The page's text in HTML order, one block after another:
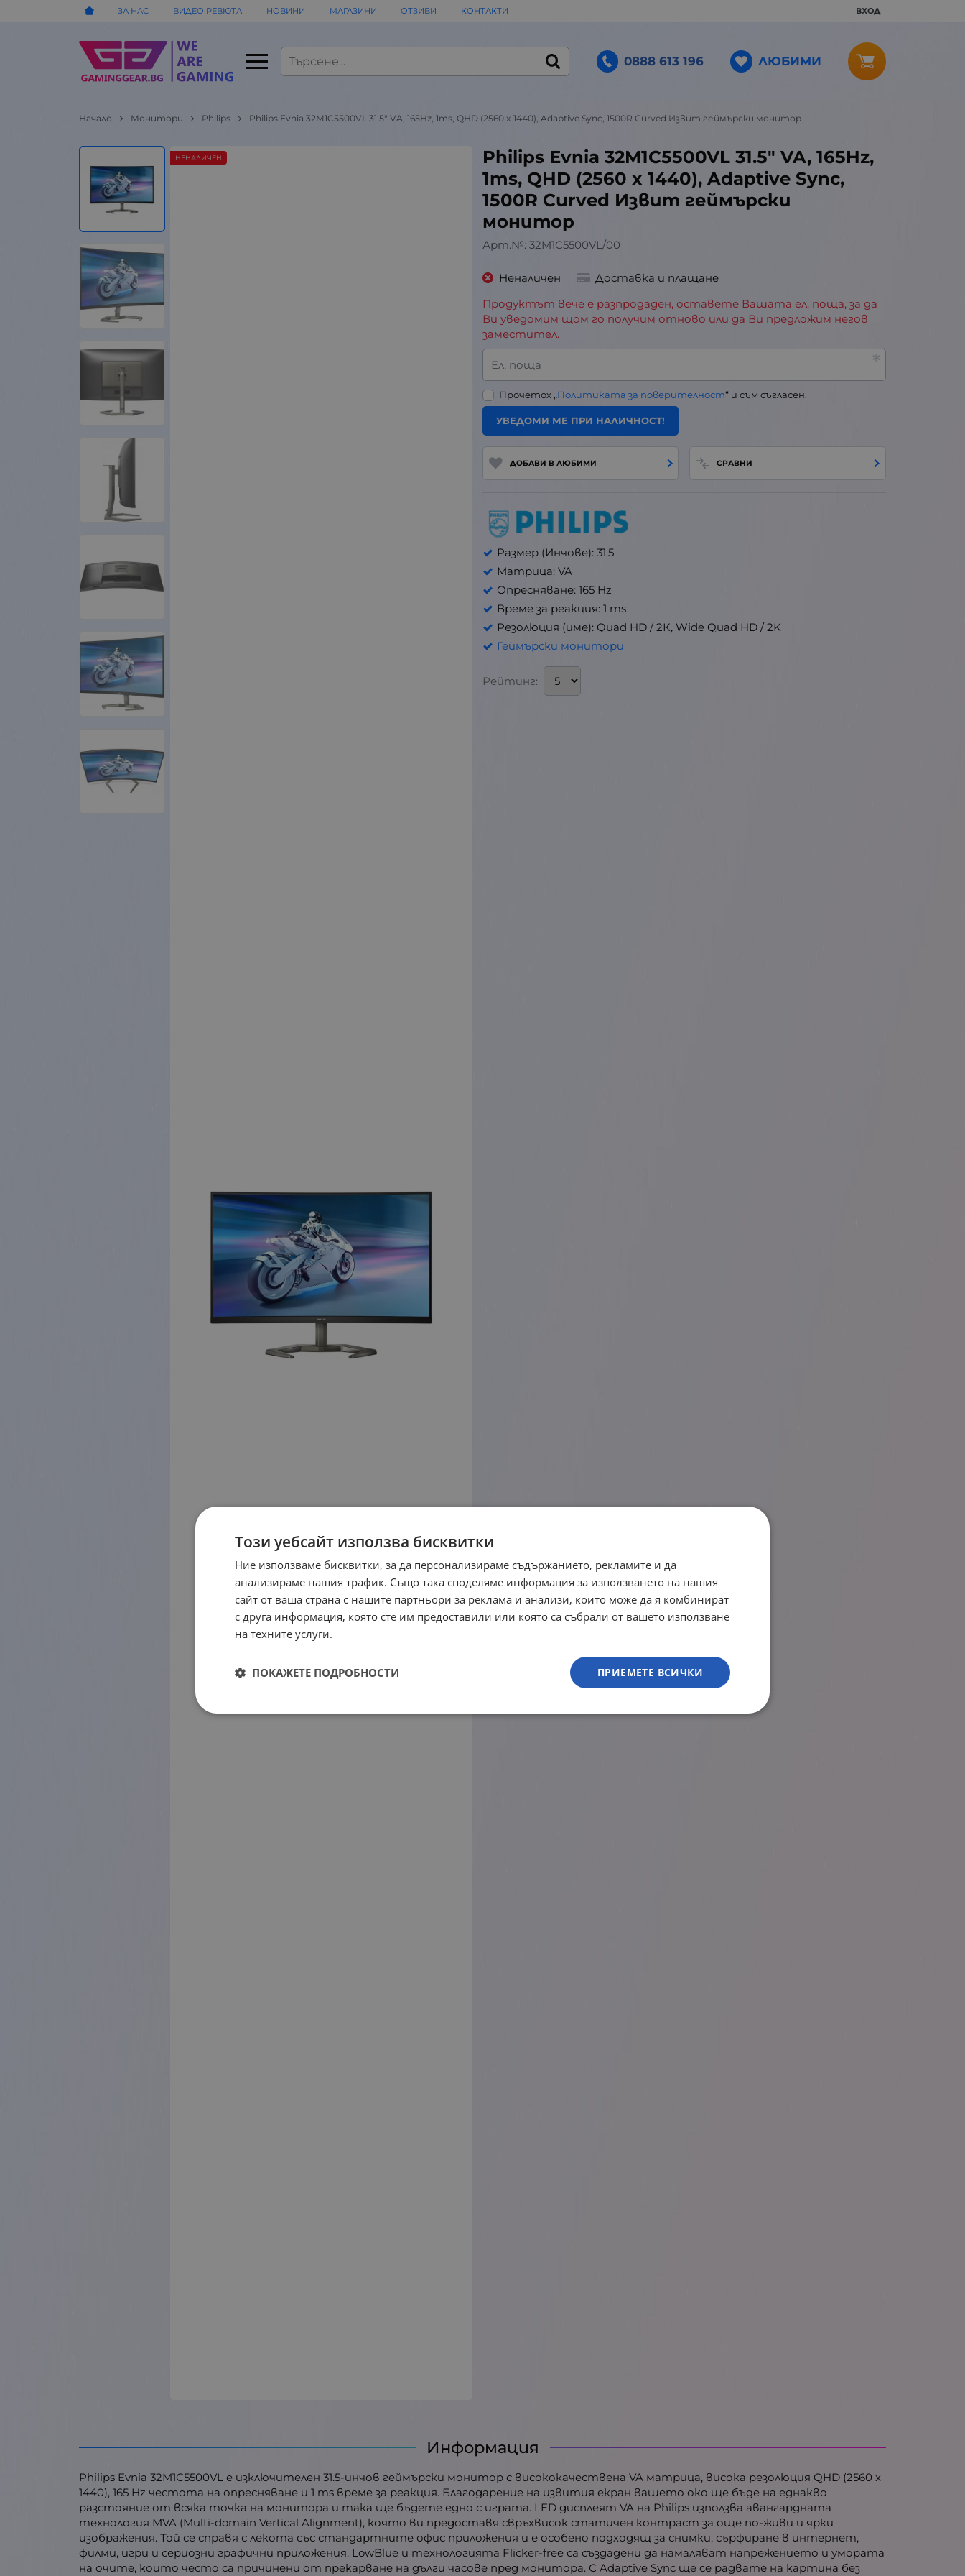
ЗА НАС ВИДЕО РЕВЮТА НОВИНИ МАГАЗИНИ ОТЗИВИ КОНТАКТИ ВХОД
0888 613 196 ЛЮБИМИ
Начало Монитори Philips Philips Evnia 32M1C5500VL 31.5" VA, 165Hz, 1ms, QHD (2560 x 1440), Adaptive Sync, 1500R Curved Извит геймърски монитор
Philips Evnia 32M1C5500VL 31.5" VA, 165Hz,
1ms, QHD (2560 x 1440), Adaptive Sync,
1500R Curved Извит геймърски
монитор
Арт.№: 32M1C5500VL/00
НЕНАЛИЧЕН
Неналичен
Доставка и плащане
Продуктът вече е разпродаден, оставете Вашата ел. поща, за да
Ви уведомим щом го получим отново или да Ви предложим негов
заместител.
Ел. поща
Прочетох „Политиката за поверителност“ и съм съгласен.
УВЕДОМИ МЕ ПРИ НАЛИЧНОСТ!
ДОБАВИ В ЛЮБИМИ СРАВНИ
Размер (Инчове): 31.5
Матрица: VA
Опресняване: 165 Hz
Време за реакция: 1 ms
Резолюция (име): Quad HD / 2К, Wide Quad HD / 2K
Геймърски монитори
Рейтинг:
Информация
Philips Evnia 32M1C5500VL е изключителен 31.5-инчов геймърски монитор с висококачествена VA матрица, висока резолюция QHD (2560 x
1440), 165 Hz честота на опресняване и 1 ms време за реакция. Благодарение на извития екран вашето око ще бъде на еднакво
разстояние от всяка точка на монитора и така ще бъдете едно с играта. LED дисплеят VA на Philips използва авангардната
технология MVA (Multi-domain Vertical Alignment), която ви предоставя свръхвисок статичен контраст за още по-живи и ярки
изображения. Той се справя с лекота със стандартните офис приложения и е особено подходящ за снимки, сърфиране в интернет,
филми, игри и сериозни графични приложения. LowBlue и технологията Flicker-free са създадени да намаляват напрежението и умората
на очите, които често са причинени от прекарване на дълги часове пред монитора. С Adaptive Sync ще се радвате на картина без
Този уебсайт използва бисквитки
Ние използваме бисквитки, за да персонализираме съдържанието, рекламите и да
анализираме нашия трафик. Също така споделяме информация за използването на нашия
сайт от ваша страна с нашите партньори за реклама и анализи, които може да я комбинират
с друга информация, която сте им предоставили или която са събрали от вашето използване
на техните услуги.
ПРИЕМЕТЕ ВСИЧКИ
ПОКАЖЕТЕ ПОДРОБНОСТИ